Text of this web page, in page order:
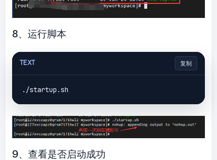
8、运行脚本
TEXT 复制
9、查看是否启动成功